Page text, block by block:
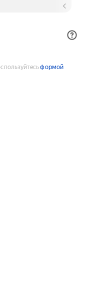
формой